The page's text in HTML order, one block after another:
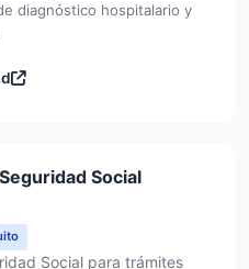
diagnóstico hospitalario y
Social
Social para trámites